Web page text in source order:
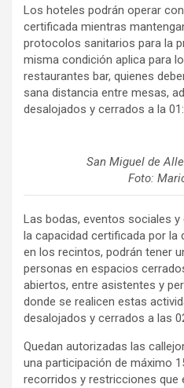
Los hoteles podrán operar
certificada mientras
protocolos sanitarios para la
misma condición aplica para
restaurantes bar, quienes
sana distancia entre mesas,
desalojados y cerrados a la
San Miguel de
Foto:
Las bodas, eventos sociales
la capacidad certificada por la
en los recintos, podrán tener
personas en espacios
abiertos, entre asistentes y
donde se realicen estas
desalojados y cerrados a las
Quedan autorizadas las
una participación de máximo
recorridos y restricciones que